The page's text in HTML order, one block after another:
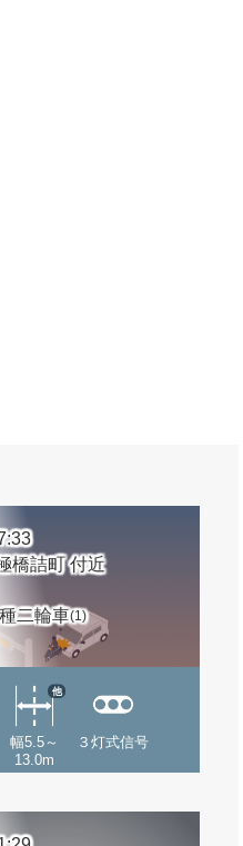
橋詰町 付近
二輪車(1)
幅5.5～
13.0m
他
３灯式信号